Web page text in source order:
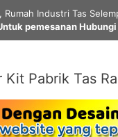
Industri Tas
pemesanan
Kit Pabrik Tas